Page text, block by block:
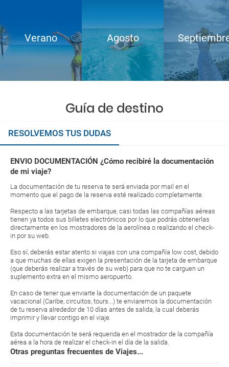
Verano Agosto
Guía de destino
RESOLVEMOS TUS DUDAS
ENVIO DOCUMENTACIÓN ¿Cómo recibiré la documentación
de mi viaje?
La documentación de tu reserva te será enviada por mail en el
momento que el pago de la reserva esté realizado completamente.
Respecto a las tarjetas de embarque, casi todas las compañías aéreas
tienen ya todos sus billetes electrónicos por lo que podrás obtenerlas
directamente en los mostradores de la aerolínea o realizando el check-
in por su web.
Eso sí, deberás estar atento si viajas con una compañía low cost, debido
a que muchas de ellas exigen la presentación de la tarjeta de embarque
(que deberás realizar a través de su web) para que no te carguen un
suplemento extra en el mismo aeropuerto.
En caso de tener que enviarte la documentación de un paquete
vacacional (Caribe, circuitos, tours...) te enviaremos la documentación
de tu reserva alrededor de 10 días antes de salida, la cual deberás
imprimir y llevar contigo en el viaje.
Esta documentación te será requerida en el mostrador de la compañía
aérea a la hora de realizar el check-in el día de la salida.
Otras preguntas frecuentes de Viajes...